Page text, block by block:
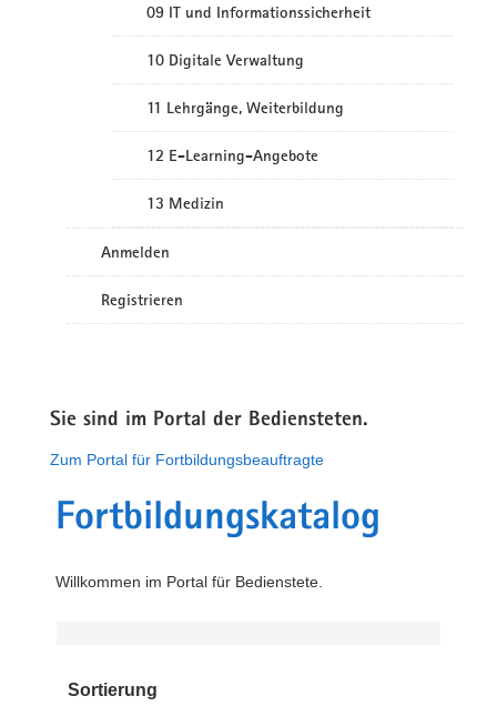
09 IT und Informationssicherheit
10 Digitale Verwaltung
11 Lehrgänge, Weiterbildung
12 E-Learning-Angebote
13 Medizin
Anmelden
Registrieren
Sie sind im Portal der Bediensteten.
Zum Portal für Fortbildungsbeauftragte
Fortbildungskatalog
Willkommen im Portal für Bedienstete.
Sortierung